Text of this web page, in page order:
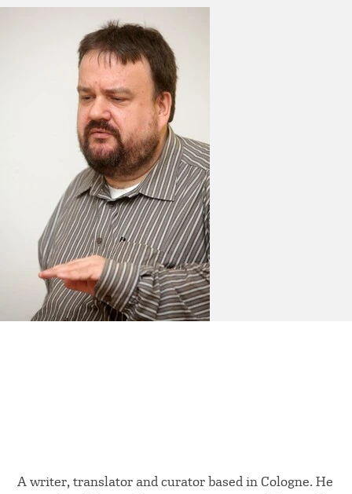
A writer, translator and curator based in Cologne. He